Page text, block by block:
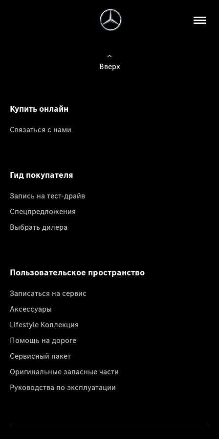
Вверх
Купить онлайн
Связаться с нами
Гид покупателя
Запись на тест-драйв
Спецпредложения
Выбрать дилера
Пользовательское пространство
Записаться на сервис
Аксессуары
Lifestyle Коллекция
Помощь на дороге
Сервисный пакет
Оригинальные запасные части
Руководства по эксплуатации